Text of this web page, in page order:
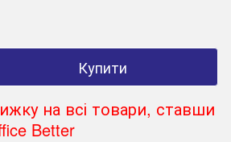
Купити
на всі товари, ставши
Better